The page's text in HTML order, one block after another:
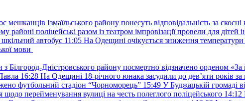
Ізмаїльського району понесуть відповідальність за скоєні
районі поліцейські разом із театром імпровізації провели для
шкільний автобус 11:05 На Одещині очікується зниження температури
мови
з Білгород-Дністровського району посмертно відзначено орденом «За
16:28 На Одещині 18-річного юнака засудили до дев’яти років за
футбольний стадіон “Чорноморець” 15:49 У Буджацькій громаді
перейменування вулиці на честь полеглого поліцейського 14:12